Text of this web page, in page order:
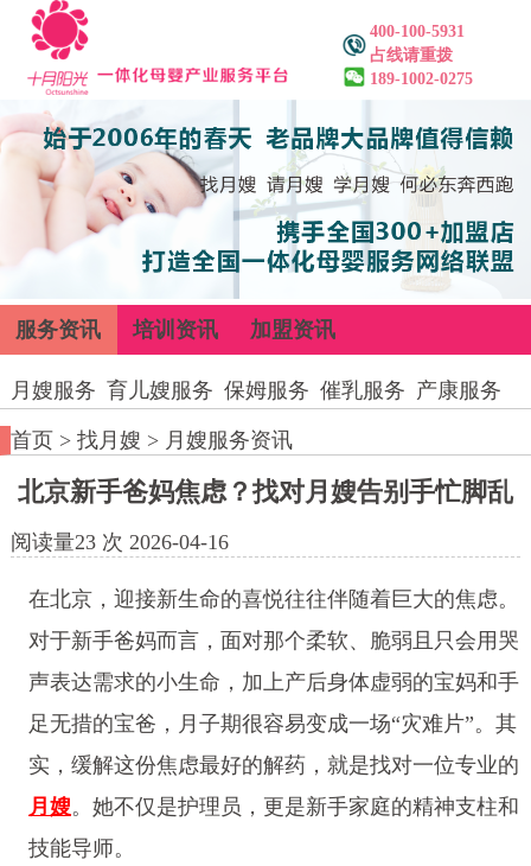
400-100-5931
占线请重拨
189-1002-0275
服务资讯 培训资讯 加盟资讯
月嫂服务 育儿嫂服务 保姆服务 催乳服务 产康服务
首页> 找月嫂 > 月嫂服务资讯
北京新手爸妈焦虑？找对月嫂告别手忙脚乱
阅读量23 次 2026-04-16
在北京，迎接新生命的喜悦往往伴随着巨大的焦虑。
对于新手爸妈而言，面对那个柔软、脆弱且只会用哭
声表达需求的小生命，加上产后身体虚弱的宝妈和手
足无措的宝爸，月子期很容易变成一场“灾难片”。其
实，缓解这份焦虑最好的解药，就是找对一位专业的
月嫂。她不仅是护理员，更是新手家庭的精神支柱和
技能导师。